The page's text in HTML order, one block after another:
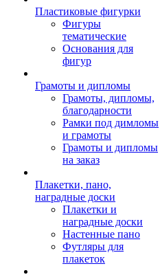
Пластиковые фигурки
Фигуры
тематические
Основания для
фигур
Грамоты и дипломы
Грамоты, дипломы,
благодарности
Рамки под димломы
и грамоты
Грамоты и дипломы
на заказ
Плакетки, пано,
наградные доски
Плакетки и
наградные доски
Настенные пано
Футляры для
плакеток